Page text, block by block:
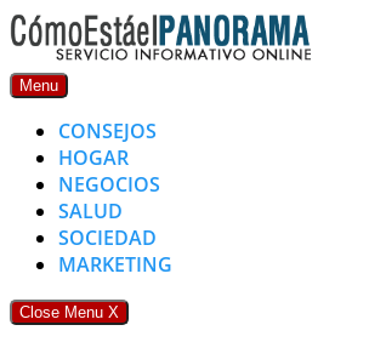
Skip
to
content
Menu
CONSEJOS
HOGAR
NEGOCIOS
SALUD
SOCIEDAD
MARKETING
Close Menu X